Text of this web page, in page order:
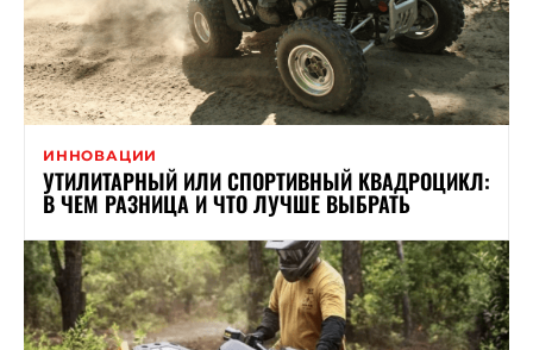
ИННОВАЦИИ
УТИЛИТАРНЫЙ ИЛИ СПОРТИВНЫЙ КВАДРОЦИКЛ:
В ЧЕМ РАЗНИЦА И ЧТО ЛУЧШЕ ВЫБРАТЬ